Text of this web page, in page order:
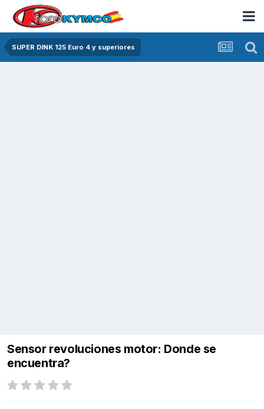
SUPER DINK 125 Euro 4 y superiores
Sensor revoluciones motor: Donde se
encuentra?